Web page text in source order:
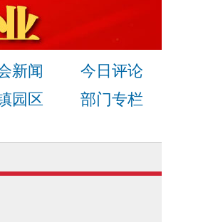
新闻
今日评论
园区 部门专栏